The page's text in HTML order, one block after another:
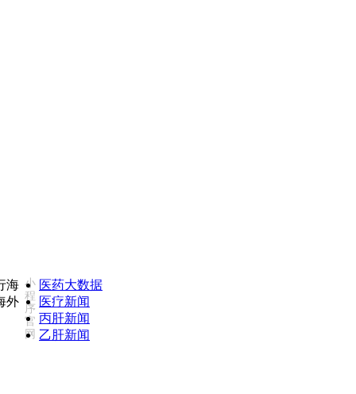
小
程
序
官
网
医药大数据
医疗新闻
丙肝新闻
乙肝新闻